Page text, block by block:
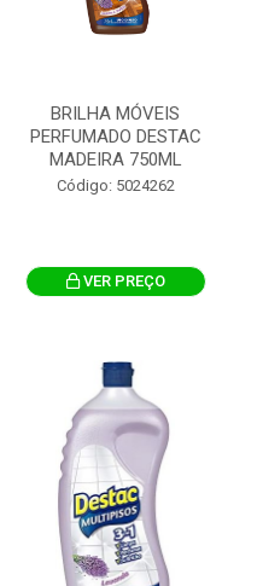
BRILHA MÓVEIS
PERFUMADO DESTAC
MADEIRA 750ML
Código: 5024262
VER PREÇO